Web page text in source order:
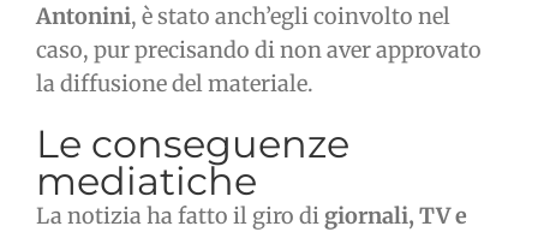
Antonini, è stato anch’egli coinvolto nel
caso, pur precisando di non aver approvato
la diffusione del materiale.
Le conseguenze
mediatiche
La notizia ha fatto il giro di giornali, TV e